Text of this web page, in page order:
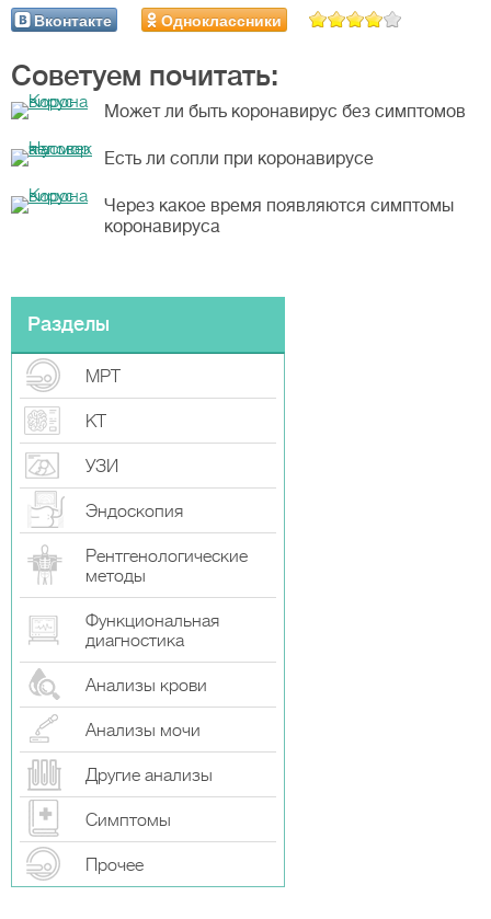
Вконтакте Одноклассники
Советуем почитать:
Может ли быть коронавирус без симптомов
Есть ли сопли при коронавирусе
Через какое время появляются симптомы
коронавируса
Разделы
МРТ
КТ
УЗИ
Эндоскопия
Рентгенологические
методы
Функциональная
диагностика
Анализы крови
Анализы мочи
Другие анализы
Симптомы
Прочeе